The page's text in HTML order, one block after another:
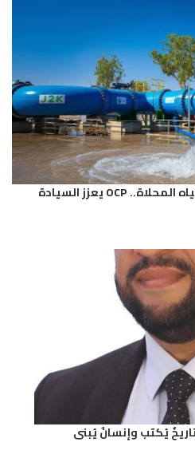
410 ملايين متر مكعب من المياه المحلاة.. OCP يعزز السيادة
يُكتب وإنسانٌ يُبنى